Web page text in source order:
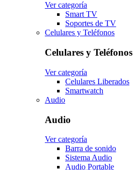
Ver categoría
Smart TV
Soportes de TV
Celulares y Teléfonos
Celulares y Teléfonos
Ver categoría
Celulares Liberados
Smartwatch
Audio
Audio
Ver categoría
Barra de sonido
Sistema Audio
Audio Portable